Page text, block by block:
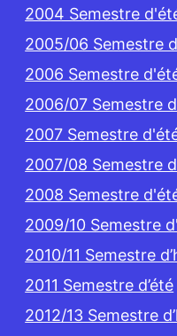
2004 Semestre
2005/06 Semestre
2006 Semestre
2006/07 Semestre
2007 Semestre
2007/08 Semestre
2008 Semestre
2009/10 Semestre
2010/11 Semestre
2011 Semestre d’été
2012/13 Semestre